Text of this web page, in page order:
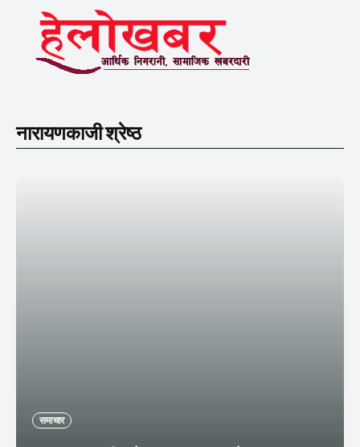
नारायणकाजी श्रेष्ठ
समाचार